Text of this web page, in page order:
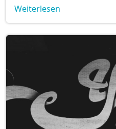
Weiterlesen